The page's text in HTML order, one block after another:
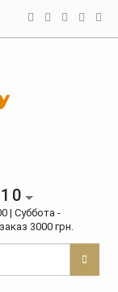
| Суббота -
3000 грн.